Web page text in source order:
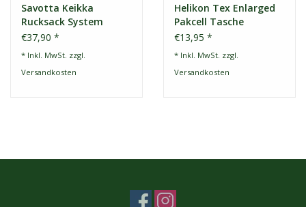
Savotta Keikka
Rucksack System
Schwarz
€37,90 *
* Inkl. MwSt. zzgl.
Versandkosten
Helikon Tex Enlarged
Pakcell Tasche
€13,95 *
* Inkl. MwSt. zzgl.
Versandkosten